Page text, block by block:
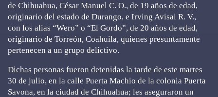
de Chihuahua, César Manuel C. O., de 19 años de edad,
originario del estado de Durango, e Irving Avisai R. V.,
con los alias “Wero” o “El Gordo”, de 20 años de edad,
originario de Torreón, Coahuila, quienes presuntamente
pertenecen a un grupo delictivo.
Dichas personas fueron detenidas la tarde de este martes
30 de julio, en la calle Puerta Machio de la colonia Puerta
Savona, en la ciudad de Chihuahua; les aseguraron un